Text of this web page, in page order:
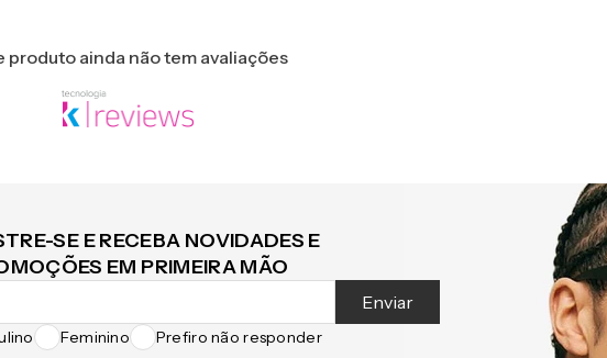
produto ainda não tem avaliações
SE E RECEBA NOVIDADES E
EM PRIMEIRA MÃO
Enviar
Feminino Prefiro não responder